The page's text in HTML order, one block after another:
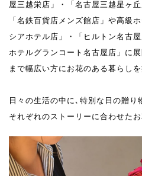
屋三越栄店」・「名古屋三越星ヶ
「名鉄百貨店メンズ館店」や高級
シアホテル店」・「ヒルトン名古
ホテルグランコート名古屋店」に
まで幅広い方にお花のある暮らしを
日々の生活の中に､特別な日の贈り
それぞれのストーリーに合わせた